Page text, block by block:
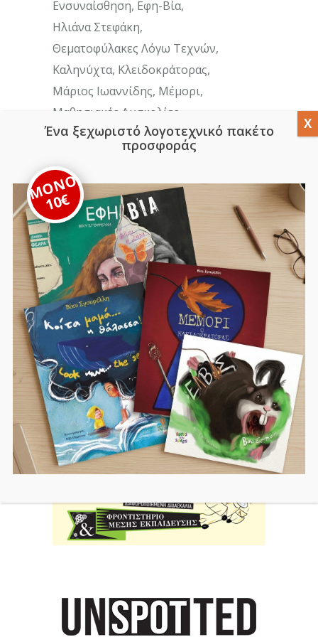
Ενσυναίσθηση Εφη-Βία
Ηλιάνα Στεφάκη
Θεματοφύλακες Λόγω Τεχνών
Καληνύχτα Κλειδοκράτορας
Μάριος Ιωαννίδης Μέμορι
Μαθησιακές Δυσκολίες
Μανώλης Κοτρώτσιος Μαρία Καρατζά
Μαρίνα Μποζάνη Παιδιά Παπούτσια
Παραμύθι
Τα Βασίλεια Των Αγγλοχρόνων Και Ο
Μπι
Εκπαιδευση Παιδικά Βιβλία
Τέχνη
Φεμινισμός
Αναζήτηση
Search
for:
Ένα ξεχωριστό λογοτεχνικό πακέτο
προσφοράς
ΜΟΝΟ
10€